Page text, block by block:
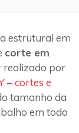
estrutural em
corte em
realizado por
– cortes e
tamanho da
em todo